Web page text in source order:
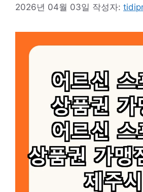
2026년 04월 03일 작성자: